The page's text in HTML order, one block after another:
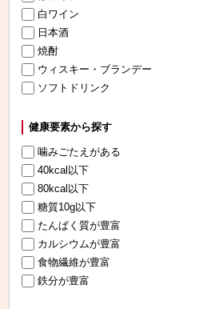
白ワイン
日本酒
焼酎
ウィスキー・ブランデー
ソフトドリンク
健康要素から探す
噛みごたえがある
40kcal以下
80kcal以下
糖質10g以下
たんぱく質が豊富
カルシウムが豊富
食物繊維が豊富
鉄分が豊富